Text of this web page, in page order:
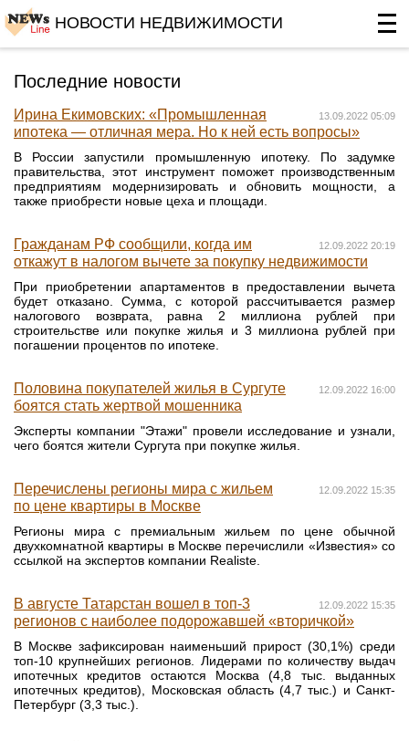
НОВОСТИ НЕДВИЖИМОСТИ
Последние новости
13.09.2022 05:09
Ирина Екимовских: «Промышленная
ипотека — отличная мера. Но к ней есть вопросы»
В России запустили промышленную ипотеку. По задумке
правительства, этот инструмент поможет производственным
предприятиям модернизировать и обновить мощности, а
также приобрести новые цеха и площади.
12.09.2022 20:19
Гражданам РФ сообщили, когда им
откажут в налогом вычете за покупку недвижимости
При приобретении апартаментов в предоставлении вычета
будет отказано. Сумма, с которой рассчитывается размер
налогового возврата, равна 2 миллиона рублей при
строительстве или покупке жилья и 3 миллиона рублей при
погашении процентов по ипотеке.
12.09.2022 16:00
Половина покупателей жилья в Сургуте
боятся стать жертвой мошенника
Эксперты компании "Этажи" провели исследование и узнали,
чего боятся жители Сургута при покупке жилья.
12.09.2022 15:35
Перечислены регионы мира с жильем
по цене квартиры в Москве
Регионы мира с премиальным жильем по цене обычной
двухкомнатной квартиры в Москве перечислили «Известия» со
ссылкой на экспертов компании Realiste.
12.09.2022 15:35
В августе Татарстан вошел в топ-3
регионов с наиболее подорожавшей «вторичкой»
В Москве зафиксирован наименьший прирост (30,1%) среди
топ-10 крупнейших регионов. Лидерами по количеству выдач
ипотечных кредитов остаются Москва (4,8 тыс. выданных
ипотечных кредитов), Московская область (4,7 тыс.) и Санкт-
Петербург (3,3 тыс.).